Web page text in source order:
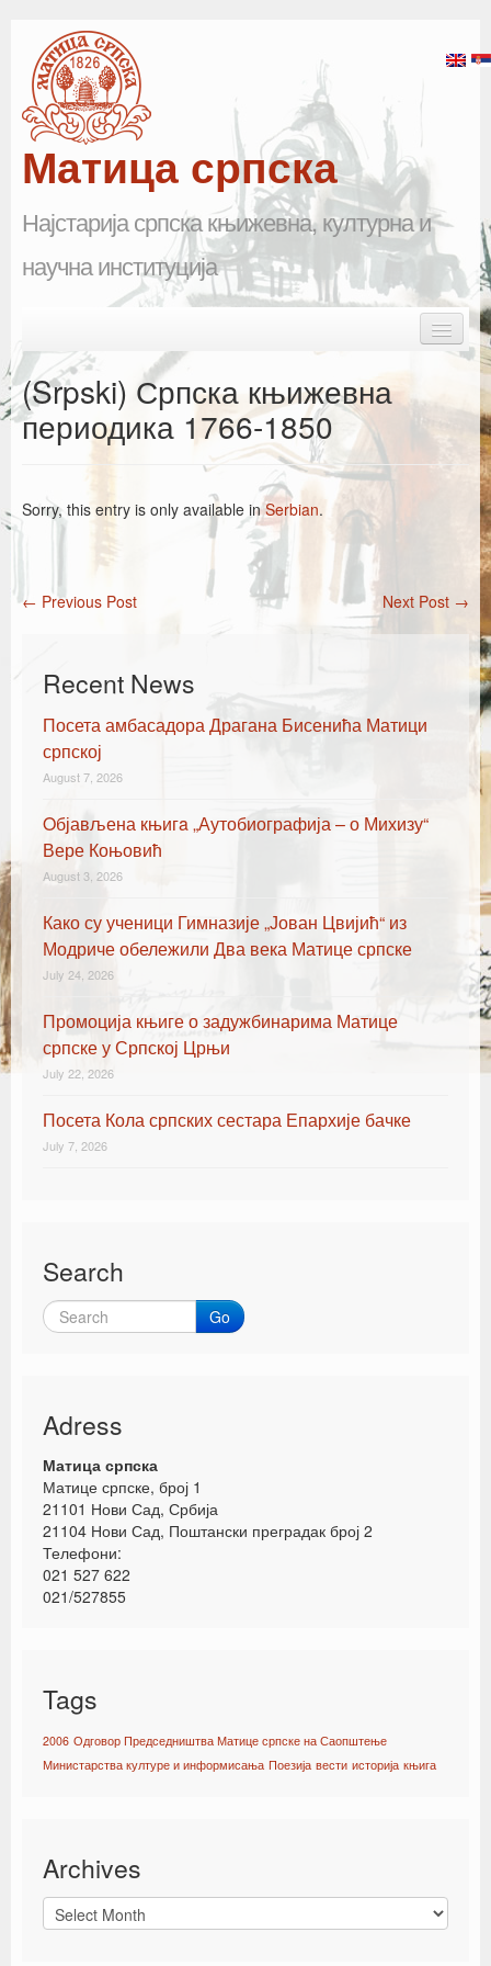
Матица српска
Најстарија српска књижевна, културна и
научна институција
Почетна
Матица српска
Летопис Матице српске
Гласник Матице српске
Вести
Најаве
(Srpski) Српска књижевна
периодика 1766-1850
Sorry, this entry is only available inSerbian.
Post navigation
Next Post →
← Previous Post
Recent News
Посета амбасадора Драгана Бисенића Матици
српској
August 7, 2026
Oбјављена књигa „Аутобиографија – о Михизу“
Вере Коњовић
August 3, 2026
Како су ученици Гимназије „Јован Цвијић“ из
Модриче обележили Два века Матице српске
July 24, 2026
Промоција књиге о задужбинарима Матице
српске у Српској Црњи
July 22, 2026
Посета Кола српских сестара Епархије бачке
July 7, 2026
Search
Go
Adress
Матица српска
Матице српске, број 1
21101 Нови Сад, Србија
21104 Нови Сад, Поштански преградак број 2
Телефони:
021 527 622
021/527855
Tags
2006 Одговор Председништва Матице српске на Саопштење
Министарства културе и информисања Поезија вести историја књига
Archives